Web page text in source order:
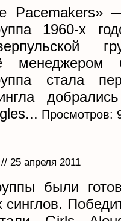
Pacemakers»
1960-х
менеджером
стала
Просмотров:
25 апреля 2011
были
синглов.